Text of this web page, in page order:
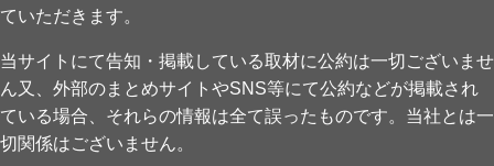
ていただきます。
当サイトにて告知・掲載している取材に公約は一切ございませ
ん又、外部のまとめサイトやSNS等にて公約などが掲載され
ている場合、それらの情報は全て誤ったものです。当社とは一
切関係はございません。